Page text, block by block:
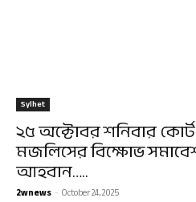
Sylhet
২৫ অক্টোবর শনিবার
মজলিসের বিক্ষোভ
আহবান…..
2wnews - October 24, 2025